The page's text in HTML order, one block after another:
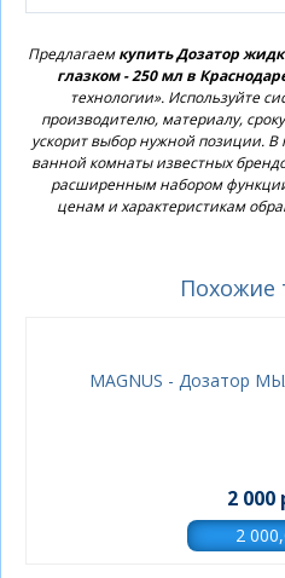
Предлагаемкупить Дозатор
глазком - 250 мл в
технологии». Используйте
производителю, материалу,
ускорит выбор нужной позиции. В
ванной комнаты известных
расширенным набором
ценам и характеристикам
Похожие
MAGNUS - Дозатор
2 000